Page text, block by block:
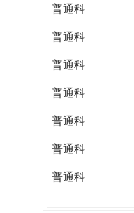
普通科
普通科
普通科
普通科
普通科
普通科
普通科